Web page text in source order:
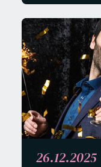
26.12.2025